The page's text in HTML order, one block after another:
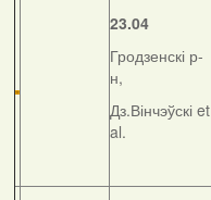
23.04
Гродзенскі р-
н,
Дз.Вінчэўскі et
al.